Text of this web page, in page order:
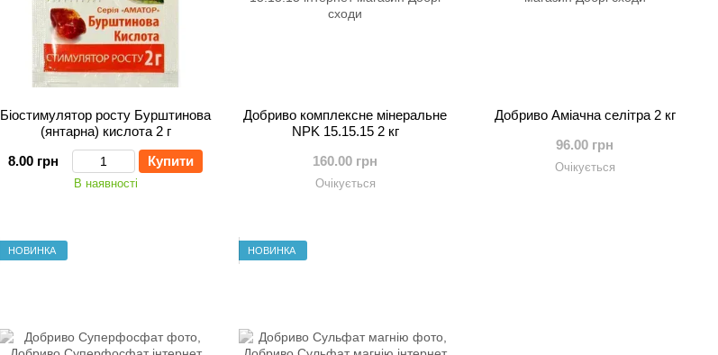
Біостимулятор росту Бурштинова
(янтарна) кислота 2 г
8.00 грн
Купити
В наявності
Добриво комплексне мінеральне
NPK 15.15.15 2 кг
160.00 грн
Очікується
Добриво Аміачна селітра 2 кг
96.00 грн
Очікується
НОВИНКА НОВИНКА